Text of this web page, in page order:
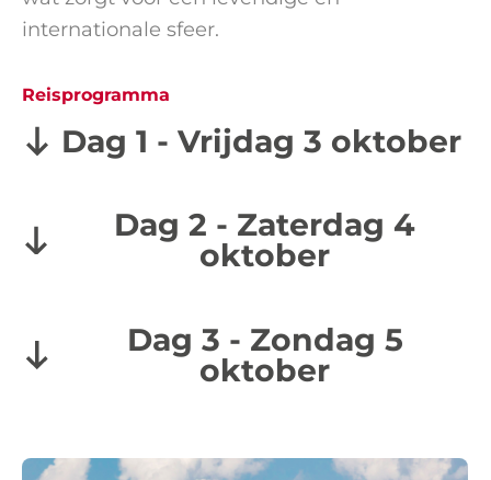
internationale sfeer.
Reisprogramma
Dag 1 - Vrijdag 3 oktober
Dag 2 - Zaterdag 4
oktober
Dag 3 - Zondag 5
oktober